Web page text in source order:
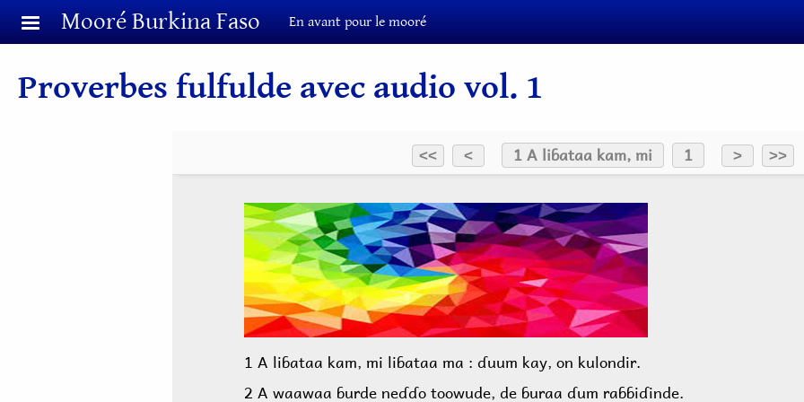
Aller au contenu principal
Mooré Burkina Faso En avant pour le mooré
Proverbes fulfulde avec audio vol. 1